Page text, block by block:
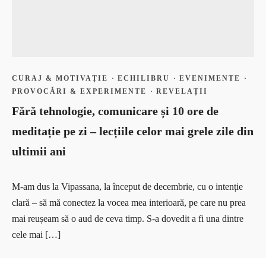
CURAJ & MOTIVAȚIE · ECHILIBRU · EVENIMENTE
·
PROVOCĂRI & EXPERIMENTE
· REVELAȚII
Fără tehnologie, comunicare și 10 ore de
meditație pe zi – lecțiile celor mai grele zile din
ultimii ani
M-am dus la Vipassana, la început de decembrie, cu o intenție
clară – să mă conectez la vocea mea interioară, pe care nu prea
mai reușeam să o aud de ceva timp. S-a dovedit a fi una dintre
cele mai […]